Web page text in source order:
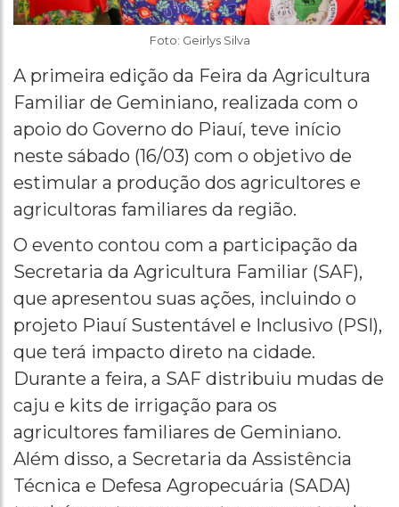
Foto: Geirlys Silva
A primeira edição da Feira da Agricultura
Familiar de Geminiano, realizada com o
apoio do Governo do Piauí, teve início
neste sábado (16/03) com o objetivo de
estimular a produção dos agricultores e
agricultoras familiares da região.
O evento contou com a participação da
Secretaria da Agricultura Familiar (SAF),
que apresentou suas ações, incluindo o
projeto Piauí Sustentável e Inclusivo (PSI),
que terá impacto direto na cidade.
Durante a feira, a SAF distribuiu mudas de
caju e kits de irrigação para os
agricultores familiares de Geminiano.
Além disso, a Secretaria da Assistência
Técnica e Defesa Agropecuária (SADA)